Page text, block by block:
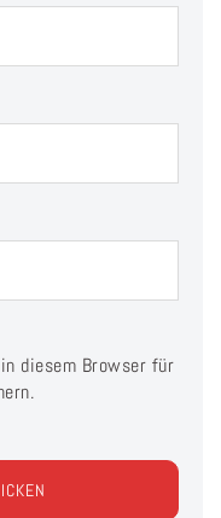
diesem Browser für